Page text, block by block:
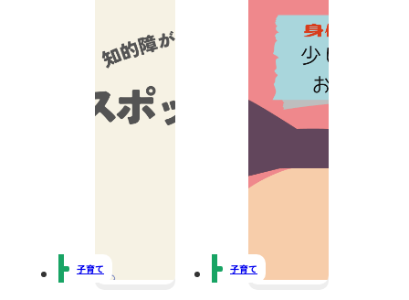
子育て 子育て